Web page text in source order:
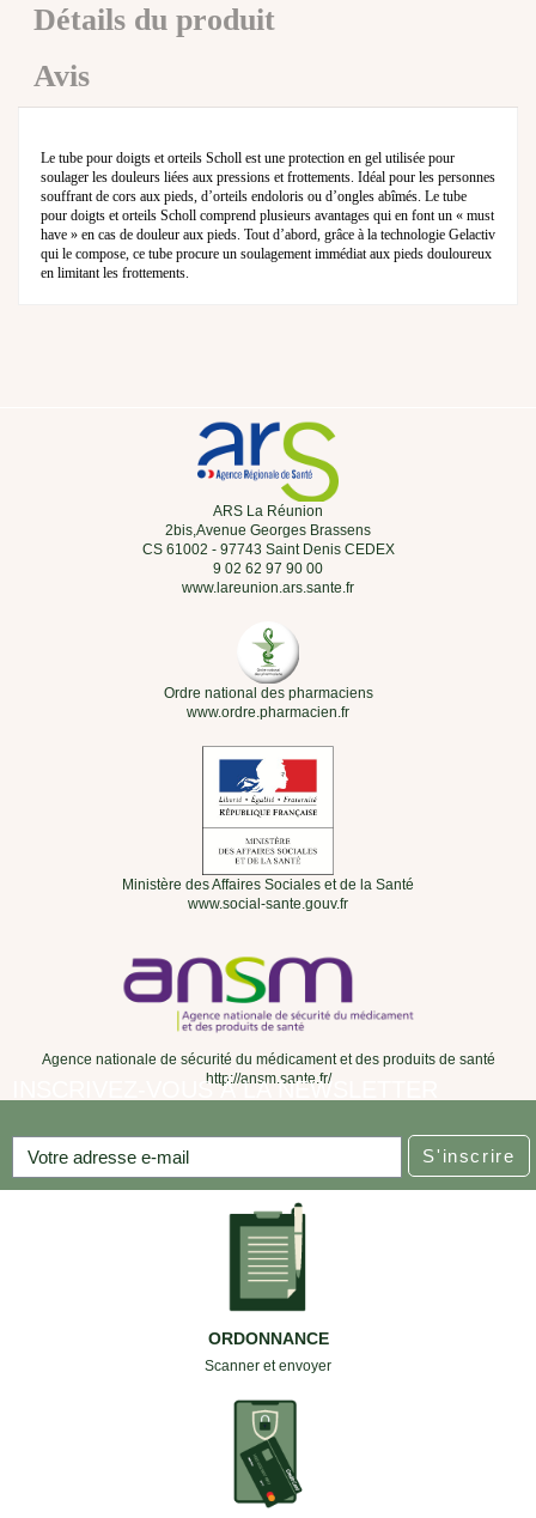
Détails du produit
Avis
Le tube pour doigts et orteils Scholl est une protection en gel utilisée pour
soulager les douleurs liées aux pressions et frottements. Idéal pour les personnes
souffrant de cors aux pieds, d’orteils endoloris ou d’ongles abîmés. Le tube
pour doigts et orteils Scholl comprend plusieurs avantages qui en font un « must
have » en cas de douleur aux pieds. Tout d’abord, grâce à la technologie Gelactiv
qui le compose, ce tube procure un soulagement immédiat aux pieds douloureux
en limitant les frottements.
ARS La Réunion
2bis,Avenue Georges Brassens
CS 61002 - 97743 Saint Denis CEDEX
9 02 62 97 90 00
www.lareunion.ars.sante.fr
Ordre national des pharmaciens
www.ordre.pharmacien.fr
Ministère des Affaires Sociales et de la Santé
www.social-sante.gouv.fr
Agence nationale de sécurité du médicament et des produits de santé
http://ansm.sante.fr/
INSCRIVEZ-VOUS À LA NEWSLETTER
S'inscrire
ORDONNANCE
Scanner et envoyer